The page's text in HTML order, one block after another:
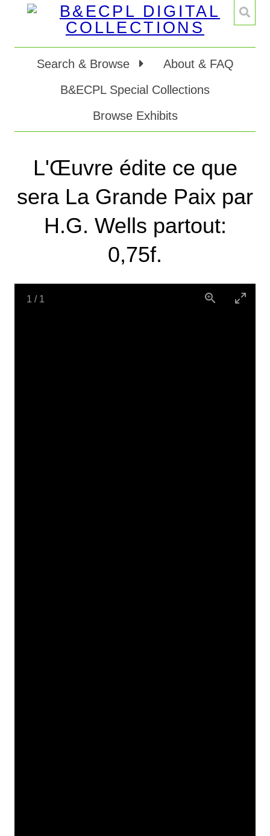
Search & Browse
About & FAQ
B&ECPL Special Collections
Browse Exhibits
L'Œuvre édite ce que
sera La Grande Paix par
H.G. Wells partout:
0,75f.
1 / 1